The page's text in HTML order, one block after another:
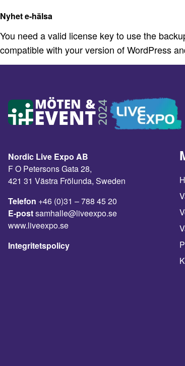
Nyhet e-hälsa
You need a valid license key to use the
compatible with your version of WordPress
Nordic Live Expo AB
F O Petersons Gata 28,
421 31 Västra Frölunda, Sweden
Telefon +46 (0)31 – 788 45 20
E-postsamhalle@liveexpo.se
www.liveexpo.se
Integritetspolicy